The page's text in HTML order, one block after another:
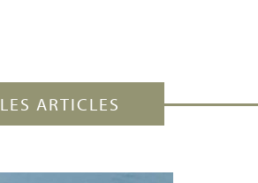
LES ARTICLES